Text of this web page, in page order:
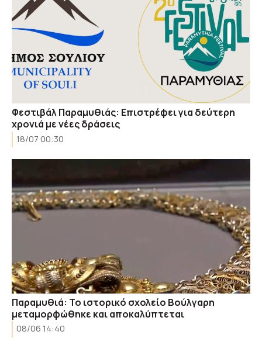
Φεστιβάλ Παραμυθιάς: Επιστρέφει για δεύτερη
χρονιά με νέες δράσεις
18/07 00:30
Παραμυθιά: Το ιστορικό σχολείο Βούλγαρη
μεταμορφώθηκε και αποκαλύπτεται
08/06 14:40